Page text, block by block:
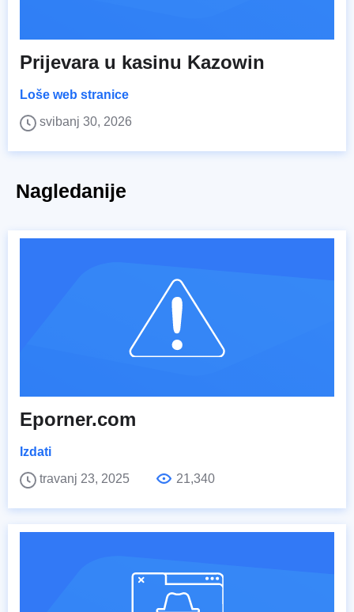
Prijevara u kasinu Kazowin
Loše web stranice
svibanj 30, 2026
Nagledanije
Eporner.com
Izdati
travanj 23, 2025
21,340